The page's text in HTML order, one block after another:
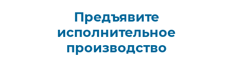
Предъявите
исполнительное
производство